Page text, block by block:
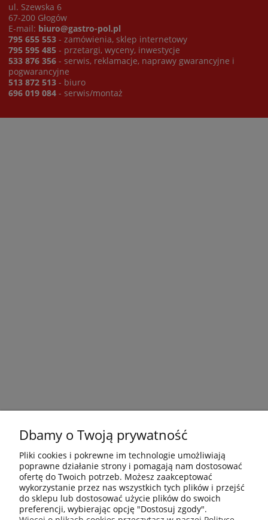
ul. Szewska 6
67-200 Głogów
E-mail: biuro@gastro-pol.pl
795 655 553 - zamówienia, sklep internetowy
795 595 485 - przetargi, wyceny, inwestycje
533 876 356 - serwis, reklamacje, naprawy gwarancyjne i
pogwarancyjne
513 872 513 - biuro
696 019 084 - serwis/montaż
Płatności i dostawa
Dbamy o Twoją prywatność
Pliki cookies i pokrewne im technologie umożliwiają
poprawne działanie strony i pomagają nam dostosować
ofertę do Twoich potrzeb. Możesz zaakceptować
wykorzystanie przez nas wszystkich tych plików i przejść
do sklepu lub dostosować użycie plików do swoich
preferencji, wybierając opcję "Dostosuj zgody".